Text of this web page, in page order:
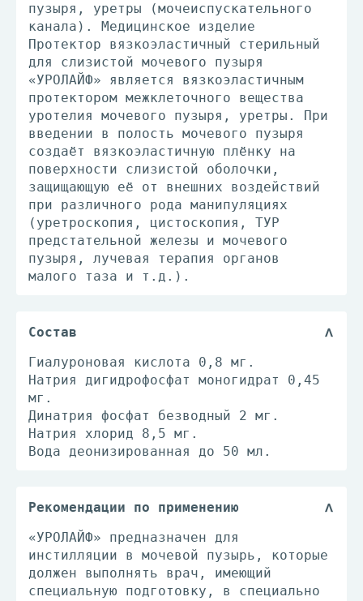
пузыря, уретры (мочеиспускательного
канала). Медицинское изделие
Протектор вязкоэластичный стерильный
для слизистой мочевого пузыря
«УРОЛАЙФ» является вязкоэластичным
протектором межклеточного вещества
уротелия мочевого пузыря, уретры. При
введении в полость мочевого пузыря
создаёт вязкоэластичную плёнку на
поверхности слизистой оболочки,
защищающую её от внешних воздействий
при различного рода манипуляциях
(уретроскопия, цистоскопия, ТУР
предстательной железы и мочевого
пузыря, лучевая терапия органов
малого таза и т.д.).
Состав
Гиалуроновая кислота 0,8 мг.
Натрия дигидрофосфат моногидрат 0,45
мг.
Динатрия фосфат безводный 2 мг.
Натрия хлорид 8,5 мг.
Вода деонизированная до 50 мл.
Рекомендации по применению
«УРОЛАЙФ» предназначен для
инстилляции в мочевой пузырь, которые
должен выполнять врач, имеющий
специальную подготовку, в специально